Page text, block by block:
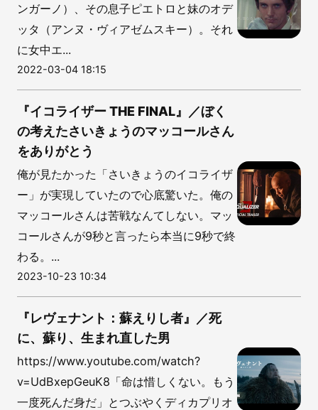
ンガーノ）、その息子ピエトロと妹のオデ
ッタ（アンヌ・ヴィアゼムスキー）。それ
に女中エ...
2022-03-04 18:15
『イコライザー THE FINAL』／ぼく
の考えたさいきょうのマッコールさん
をありがとう
俺が見たかった「さいきょうのイコライザ
ー」が実現していたので心底驚いた。俺の
マッコールさんは苦戦なんてしない。マッ
コールさんが9秒と言ったら本当に9秒で終
わる。...
2023-10-23 10:34
『レヴェナント：蘇えりし者』／死
に、蘇り、生まれ直した男
https://www.youtube.com/watch?
v=UdBxepGeuK8「命は惜しくない。もう
一度死んだ身だ」とつぶやくディカプリオ